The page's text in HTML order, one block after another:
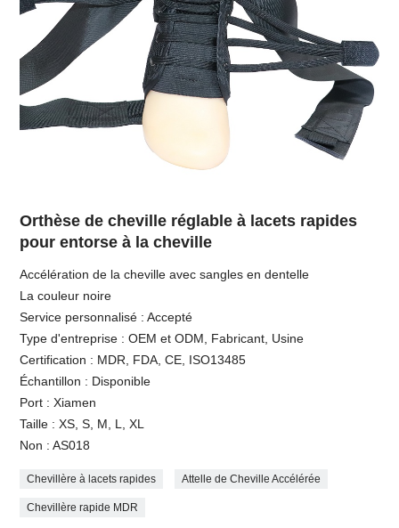
Orthèse de cheville réglable à lacets rapides
pour entorse à la cheville
Accélération de la cheville avec sangles en dentelle
La couleur noire
Service personnalisé : Accepté
Type d'entreprise : OEM et ODM, Fabricant, Usine
Certification : MDR, FDA, CE, ISO13485
Échantillon : Disponible
Port : Xiamen
Taille : XS, S, M, L, XL
Non : AS018
Chevillère à lacets rapides Attelle de Cheville Accélérée
Chevillère rapide MDR